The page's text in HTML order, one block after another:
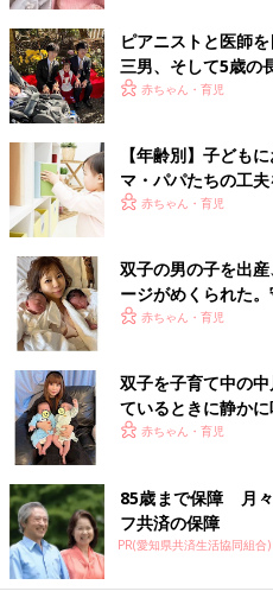
ピアニストと医師
三男、そして5歳の
しくない」母の思い
赤ちゃん・育児
【年齢別】子ども
マ・パパたちの工夫
赤ちゃん・育児
双子の男の子を出
ージがめくられた
た」という気持ちに
赤ちゃん・育児
双子を子育て中の
ているときに静か
赤ちゃん・育児
85歳まで保障 月
フ共済の保障
PR(愛知県共済生活協同組合)